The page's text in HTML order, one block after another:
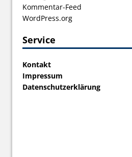
Kommentar-Feed
WordPress.org
Service
Kontakt
Impressum
Datenschutzerklärung